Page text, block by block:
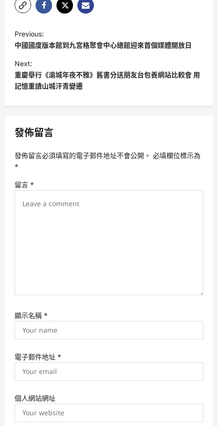
o
s
t
n
a
i
a
t
i
Previous:
中國國度版本館到九宮格聚會中心總館迎來首個媒體開放日
Next:
重慶舉行《渝城年夜不雅》舊書分送朋友台包養網站比較會 用
記憶重讀山城汗青變遷
發佈留言
發佈留言必須填寫的電子郵件地址不會公開。 必填欄位標示為
*
留言 *
顯示名稱 *
電子郵件地址 *
個人網站網址